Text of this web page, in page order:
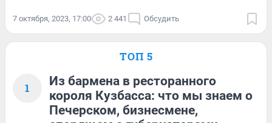
7 октября, 2023, 17:00 2 441 Обсудить
ТОП 5
1
Из бармена в ресторанного
короля Кузбасса: что мы знаем о
Печерском, бизнесмене,